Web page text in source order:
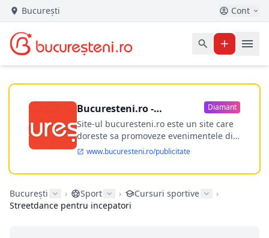
București Cont
Bucuresteni.ro -
publicitate online
Diamant
Site-ul bucuresteni.ro este un site care
doreste sa promoveze evenimentele din
Bucuresti si nu numai, sa puna la
dispozitia utilizatorului cea mai
performanta harta electronica a
ofere posibilitatea firmel...
www.bucuresteni.ro/publicitate
București › Sport › Cursuri sportive
›
Streetdance pentru incepatori